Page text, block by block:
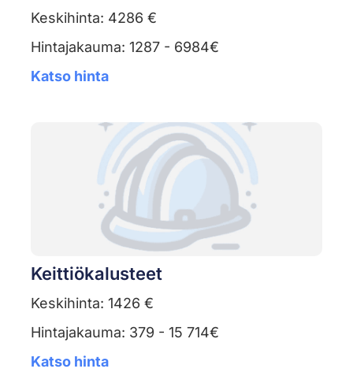
Keskihinta: 4286 €
Hintajakauma: 1287 - 6984€
Katso hinta
Keittiökalusteet
Keskihinta: 1426 €
Hintajakauma: 379 - 15 714€
Katso hinta